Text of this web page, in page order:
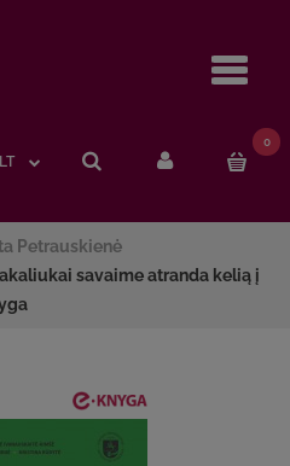
LT
0
Petrauskienė
savaime atranda kelią į